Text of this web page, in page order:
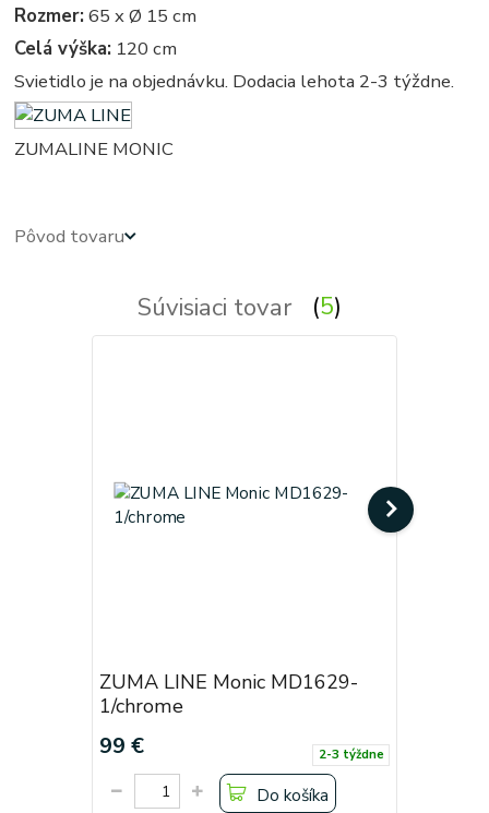
Rozmer: 65 x Ø 15 cm
Celá výška: 120 cm
Svietidlo je na objednávku. Dodacia lehota 2-3 týždne.
ZUMALINE MONIC
Pôvod tovaru
Súvisiaci tovar 5
ZUMA LINE Monic MD1629-
1/chrome
99 € 2-3 týždne
Do košíka